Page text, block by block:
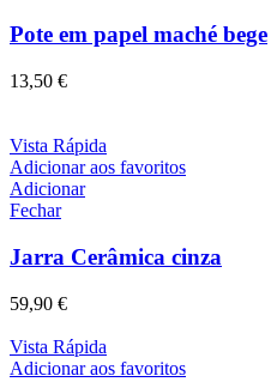
Pote em papel maché bege
13,50 €
Vista Rápida
Adicionar aos favoritos
Adicionar
Fechar
Jarra Cerâmica cinza
59,90 €
Vista Rápida
Adicionar aos favoritos